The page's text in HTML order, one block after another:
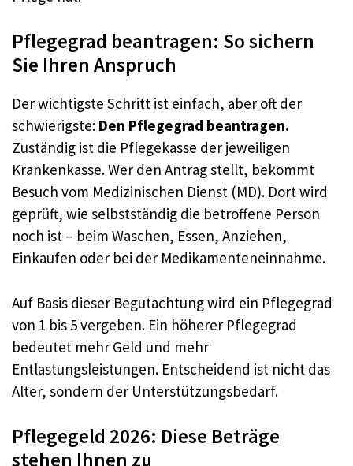
Pflegegrad beantragen: So sichern
Sie Ihren Anspruch
Der wichtigste Schritt ist einfach, aber oft der
schwierigste: Den Pflegegrad beantragen.
Zuständig ist die Pflegekasse der jeweiligen
Krankenkasse. Wer den Antrag stellt, bekommt
Besuch vom Medizinischen Dienst (MD). Dort wird
geprüft, wie selbstständig die betroffene Person
noch ist – beim Waschen, Essen, Anziehen,
Einkaufen oder bei der Medikamenteneinnahme.
Auf Basis dieser Begutachtung wird ein Pflegegrad
von 1 bis 5 vergeben. Ein höherer Pflegegrad
bedeutet mehr Geld und mehr
Entlastungsleistungen. Entscheidend ist nicht das
Alter, sondern der Unterstützungsbedarf.
Pflegegeld 2026: Diese Beträge
stehen Ihnen zu